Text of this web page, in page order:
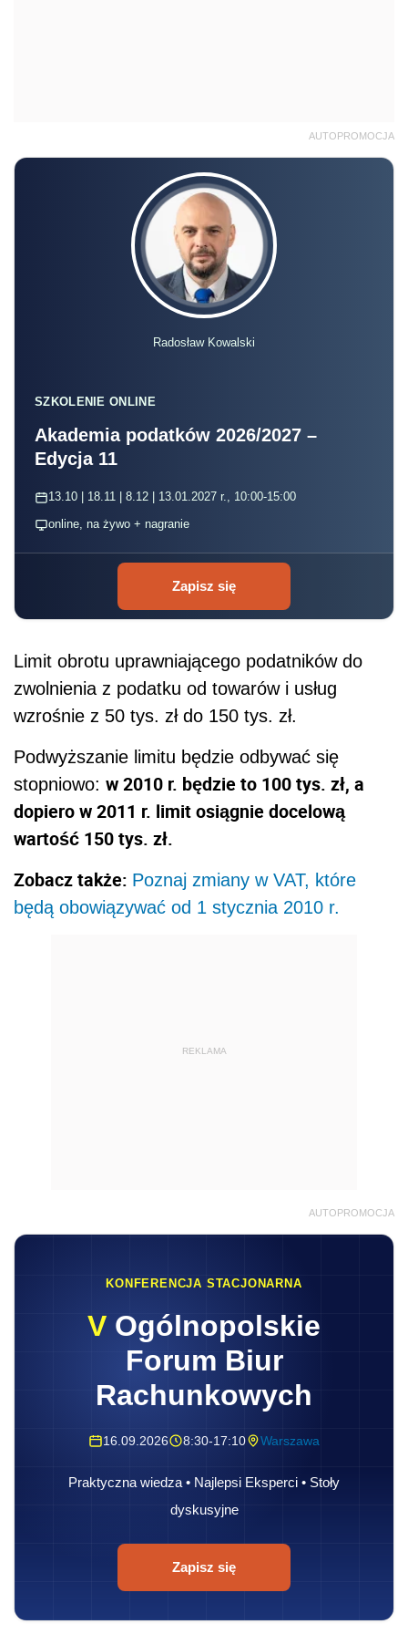
AUTOPROMOCJA
Radosław Kowalski
SZKOLENIE ONLINE
Akademia podatków 2026/2027 –
Edycja 11
13.10 | 18.11 | 8.12 | 13.01.2027 r., 10:00-15:00
online, na żywo + nagranie
Zapisz się
Limit obrotu uprawniającego podatników do
zwolnienia z podatku od towarów i usług
wzrośnie z 50 tys. zł do 150 tys. zł.
Podwyższanie limitu będzie odbywać się
stopniowo: w 2010 r. będzie to 100 tys. zł, a
dopiero w 2011 r. limit osiągnie docelową
wartość 150 tys. zł.
Zobacz także: Poznaj zmiany w VAT, które
będą obowiązywać od 1 stycznia 2010 r.
REKLAMA
AUTOPROMOCJA
KONFERENCJA STACJONARNA
V Ogólnopolskie
Forum Biur
Rachunkowych
16.09.2026 8:30-17:10 Warszawa
Praktyczna wiedza • Najlepsi Eksperci • Stoły
dyskusyjne
Zapisz się